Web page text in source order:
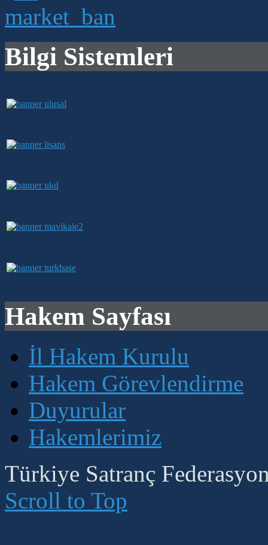
Bilgi Sistemleri
Hakem Sayfası
İl Hakem Kurulu
Hakem Görevlendirme
Duyurular
Hakemlerimiz
Türkiye Satranç
Scroll to Top